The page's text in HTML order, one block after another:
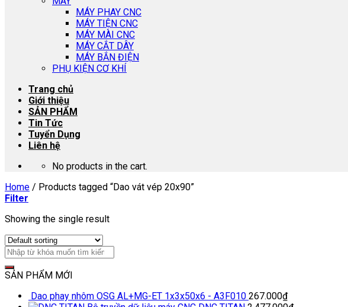
MÁY PHAY CNC
MÁY TIỆN CNC
MÁY MÀI CNC
MÁY CẮT DÂY
MÁY BẮN ĐIỆN
PHỤ KIỆN CƠ KHÍ
Trang chủ
Giới thiệu
SẢN PHẨM
Tin Tức
Tuyển Dụng
Liên hệ
No products in the cart.
Home / Products tagged “Dao vát vép 20x90”
Filter
Showing the single result
SẢN PHẨM MỚI
Dao phay nhôm OSG AL+MG-ET 1x3x50x6 - A3F010 267.000₫